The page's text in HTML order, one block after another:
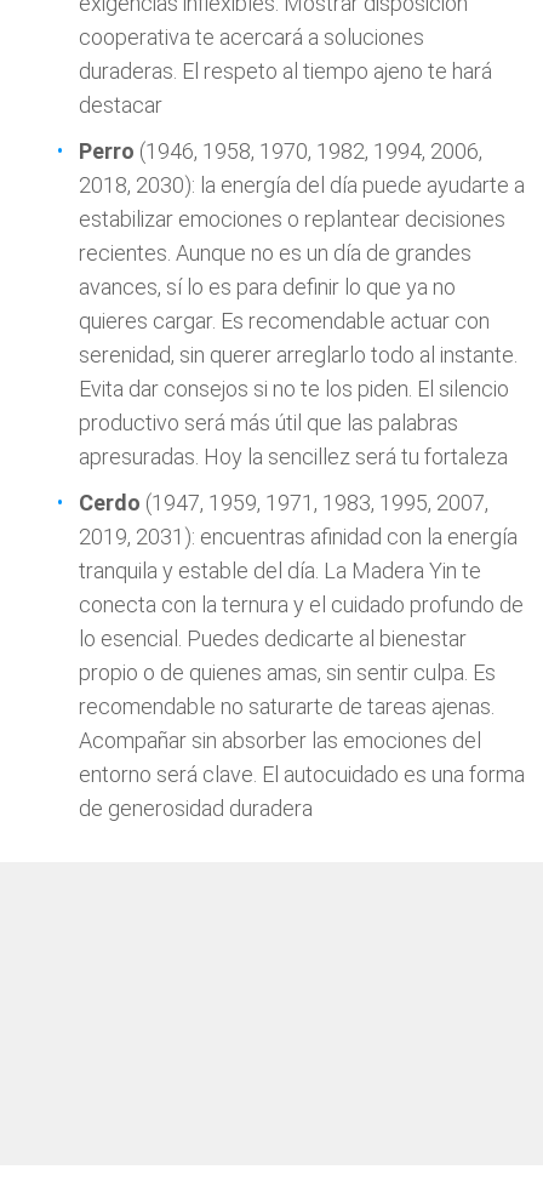
cooperativa te acercará a soluciones
duraderas. El respeto al tiempo ajeno te hará
destacar
Perro (1946, 1958, 1970, 1982, 1994, 2006,
2018, 2030): la energía del día puede ayudarte a
estabilizar emociones o replantear decisiones
recientes. Aunque no es un día de grandes
avances, sí lo es para definir lo que ya no
quieres cargar. Es recomendable actuar con
serenidad, sin querer arreglarlo todo al instante.
Evita dar consejos si no te los piden. El silencio
productivo será más útil que las palabras
apresuradas. Hoy la sencillez será tu fortaleza
Cerdo (1947, 1959, 1971, 1983, 1995, 2007,
2019, 2031): encuentras afinidad con la energía
tranquila y estable del día. La Madera Yin te
conecta con la ternura y el cuidado profundo de
lo esencial. Puedes dedicarte al bienestar
propio o de quienes amas, sin sentir culpa. Es
recomendable no saturarte de tareas ajenas.
Acompañar sin absorber las emociones del
entorno será clave. El autocuidado es una forma
de generosidad duradera